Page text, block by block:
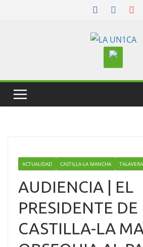
ACTUALIDAD CASTILLA-LA MANCHA
AUDIENCIA | EL
PRESIDENTE DE
CASTILLA-LA